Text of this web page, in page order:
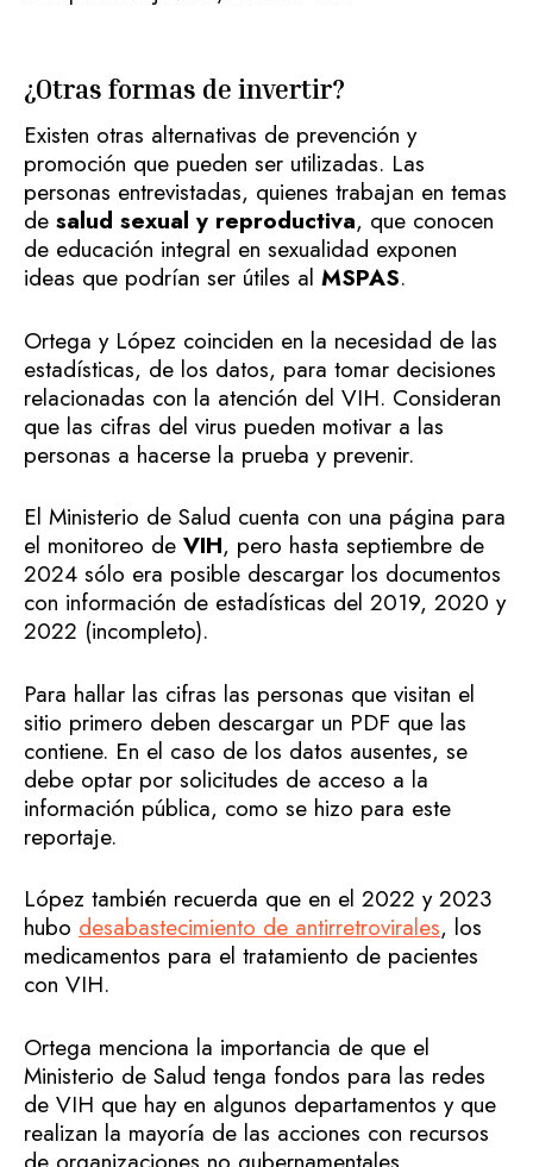
¿Otras formas de invertir?
Existen otras alternativas de prevención y
promoción que pueden ser utilizadas. Las
personas entrevistadas, quienes trabajan en temas
de salud sexual y reproductiva, que conocen
de educación integral en sexualidad exponen
ideas que podrían ser útiles al MSPAS.
Ortega y López coinciden en la necesidad de las
estadísticas, de los datos, para tomar decisiones
relacionadas con la atención del VIH. Consideran
que las cifras del virus pueden motivar a las
personas a hacerse la prueba y prevenir.
El Ministerio de Salud cuenta con una página para
el monitoreo de VIH, pero hasta septiembre de
2024 sólo era posible descargar los documentos
con información de estadísticas del 2019, 2020 y
2022 (incompleto).
Para hallar las cifras las personas que visitan el
sitio primero deben descargar un PDF que las
contiene. En el caso de los datos ausentes, se
debe optar por solicitudes de acceso a la
información pública, como se hizo para este
reportaje.
López también recuerda que en el 2022 y 2023
hubo desabastecimiento de antirretrovirales, los
medicamentos para el tratamiento de pacientes
con VIH.
Ortega menciona la importancia de que el
Ministerio de Salud tenga fondos para las redes
de VIH que hay en algunos departamentos y que
realizan la mayoría de las acciones con recursos